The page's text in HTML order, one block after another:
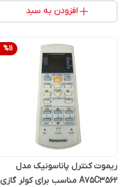
افزودن به سبد
%11
ریموت کنترل پاناسونیک مدل
A75C3562 مناسب برای کولر گازی